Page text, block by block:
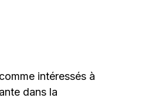
intéressés à
dans la